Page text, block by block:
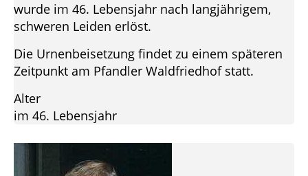
wurde im 46. Lebensjahr nach langjährigem,
schweren Leiden erlöst.
Die Urnenbeisetzung findet zu einem späteren
Zeitpunkt am Pfandler Waldfriedhof statt.
Alter
im 46. Lebensjahr